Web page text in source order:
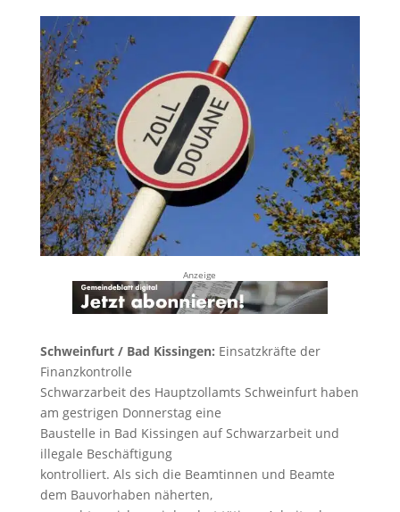
Anzeige
Schweinfurt / Bad Kissingen: Einsatzkräfte der
Finanzkontrolle
Schwarzarbeit des Hauptzollamts Schweinfurt haben
am gestrigen Donnerstag eine
Baustelle in Bad Kissingen auf Schwarzarbeit und
illegale Beschäftigung
kontrolliert. Als sich die Beamtinnen und Beamte
dem Bauvorhaben näherten,